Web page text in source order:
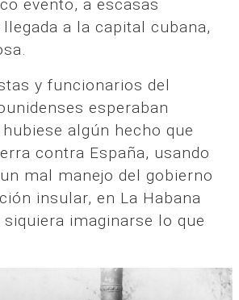
evento, a escasas
a la capital cubana,
y funcionarios del
esperaban
algún hecho que
contra España, usando
mal manejo del gobierno
insular, en La Habana
imaginarse lo que